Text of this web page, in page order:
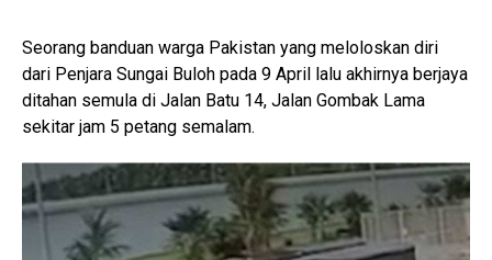
Seorang banduan warga Pakistan yang meloloskan diri
dari Penjara Sungai Buloh pada 9 April lalu akhirnya berjaya
ditahan semula di Jalan Batu 14, Jalan Gombak Lama
sekitar jam 5 petang semalam.